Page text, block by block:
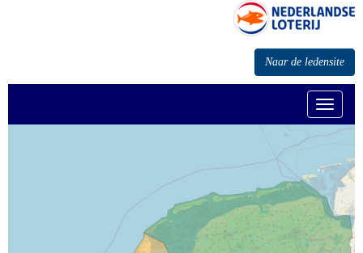
Naar de ledensite
Toggle